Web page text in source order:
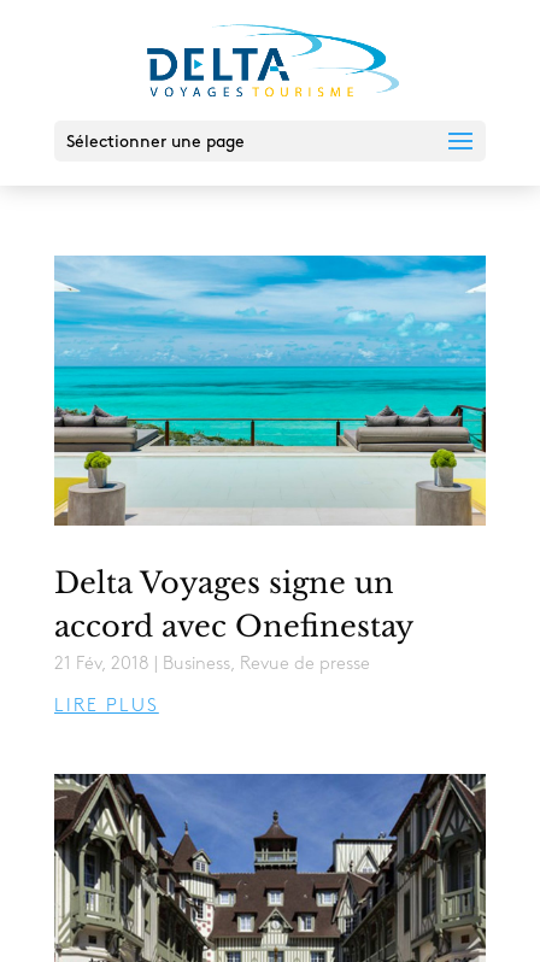
Sélectionner une page
Delta Voyages signe un
accord avec Onefinestay
21 Fév, 2018 Business, Revue de presse
LIRE PLUS